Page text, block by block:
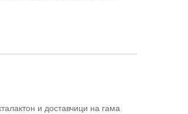
и доставчици на гама